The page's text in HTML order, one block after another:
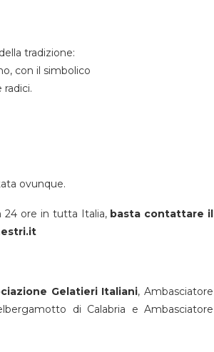
tradizione:
con il simbolico
ovunque.
ore in tutta Italia, basta contattare il
Gelatieri Italiani, Ambasciatore
di Calabria e Ambasciatore